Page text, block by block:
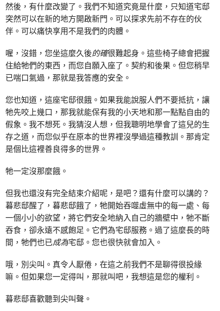
然後，有什麼改變了。我們不知道究竟是什麼，只知道宅邸
突然可以在新的地方開啟新門。可以探求先前不存在的伙
伴。可以痛快享用不是我們的肉體。
喔，沒錯，您坐這麼久後的確很難起身。這些椅子總會把握
住給牠們的東西，而您自願入座了。契約和後果。但您稍早
已喘口氣過，那就是我答應的安全。
您也知道，這座宅邸很餓。如果我能說服人們不要抵抗，讓
牠先咬上幾口，那我就能保有我的小天地和那一點點自由的
假象。我不想死。我猜沒人想，但我聰明地學會了這兒的生
存之道，而您似乎在原本的世界裡沒學過這種教訓。那肯定
是個比這裡善良得多的世界。
牠一定沒那麼餓。
但我也還沒有完全結束介紹呢，是吧？還有什麼可以講的？
暮悲邸醒了，暮悲邸餓了，牠開始吞噬虛無中的每一處、每
一個小小的欲望，將它們安全地納入自己的牆壁中，牠不斷
吞食，卻永遠不感飽足。它們為宅邸服務。過了這麼長的時
間，牠們也已成為宅邸。您也很快就會加入。
哦，別尖叫。真令人厭倦，在這之前我們不是聊得很投緣
嘛。但如果您一定得叫，那就叫吧，我想這是您的權利。
暮悲邸喜歡聽到尖叫聲。